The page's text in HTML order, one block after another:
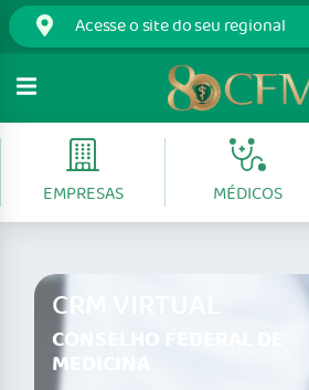
EMPRESAS MÉDICOS
CRM VIRTUAL
CONSELHO FEDERAL DE
MEDICINA